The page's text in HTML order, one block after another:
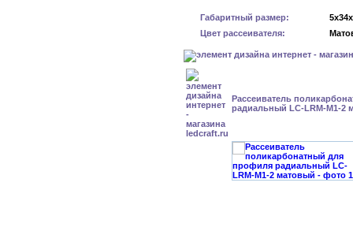
Габаритный размер:
Цвет рассеивателя:
Рассеиватель
радиальный LC-LRM-M1-2